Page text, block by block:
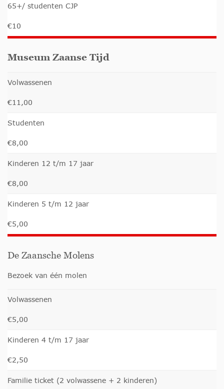
65+/ studenten CJP
€10
Museum Zaanse Tijd
Volwassenen
€11,00
Studenten
€8,00
Kinderen 12 t/m 17 jaar
€8,00
Kinderen 5 t/m 12 jaar
€5,00
De Zaansche Molens
Bezoek van één molen
Volwassenen
€5,00
Kinderen 4 t/m 17 jaar
€2,50
Familie ticket (2 volwassene + 2 kinderen)